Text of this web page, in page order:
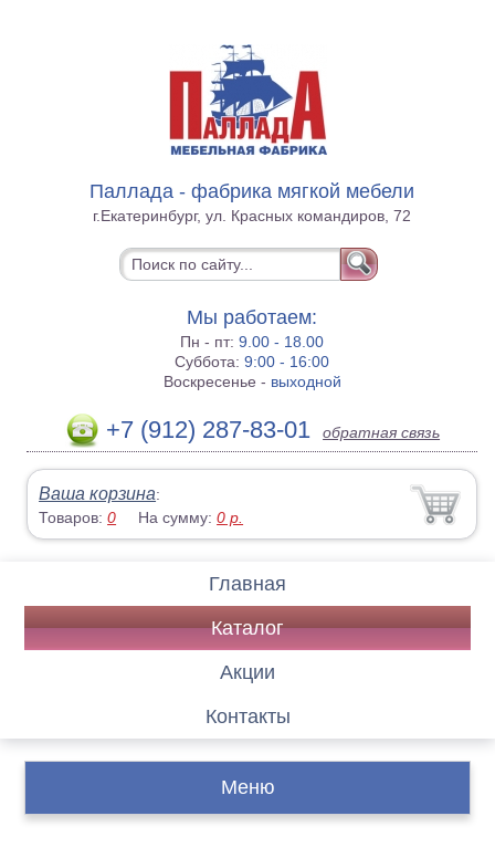
Паллада - фабрика мягкой мебели
г.Екатеринбург, ул. Красных командиров, 72
Мы работаем:
Пн - пт:9.00 - 18.00
Суббота:9:00 - 16:00
Воскресенье - выходной
+7 (912) 287-83-01 обратная связь
Ваша корзина:
Товаров:0 На сумму:0 р.
Главная
Каталог
Акции
Контакты
Меню